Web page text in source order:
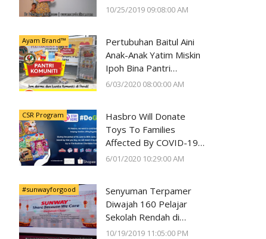
Medispa Wellness
10/25/2019 09:08:00 AM
Ayam Brand™
Pertubuhan Baitul Aini
Anak-Anak Yatim Miskin
Ipoh Bina Pantri
Makanan
6/03/2020 08:00:00 AM
CSR Program
Hasbro Will Donate
Toys To Families
Affected By COVID-19
With Every Toy
6/01/2020 10:29:00 AM
#sunwayforgood
Senyuman Terpamer
Diwajah 160 Pelajar
Sekolah Rendah di
Negeri Perak Dengan
10/19/2019 11:05:00 PM